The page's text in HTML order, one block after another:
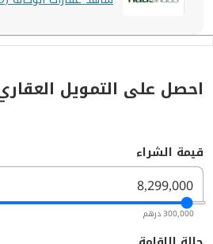
احصل على التمويل
قيمة الشراء
300,000 درهم